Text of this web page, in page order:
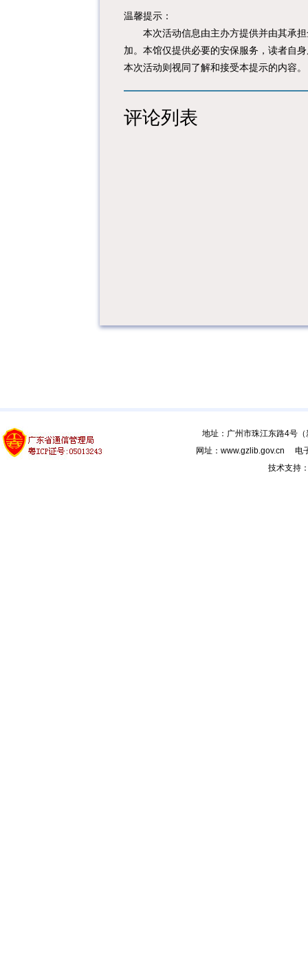
温馨提示：
本次活动信息由主办方提供并由其承担
加。本馆仅提供必要的安保服务，读者自
本次活动则视同了解和接受本提示的内容。
评论列表
地址：广州市珠江东路4
网址：www.gzlib.gov.cn 电
技术支持